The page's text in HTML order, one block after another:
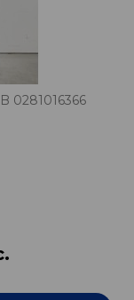
0281016366